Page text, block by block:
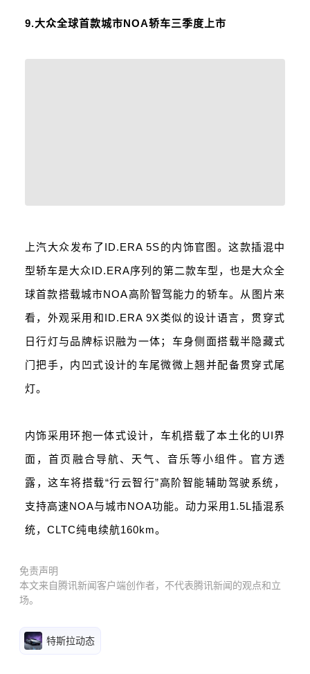
9.大众全球首款城市NOA轿车三季度上市
上汽大众发布了ID.ERA 5S的内饰官图。这款插混中
型轿车是大众ID.ERA序列的第二款车型，也是大众全
看，外观采用和ID.ERA 9X类似的设计语言，贯穿式
日行灯与品牌标识融为一体；车身侧面搭载半隐藏式
门把手，内凹式设计的车尾微微上翘并配备贯穿式尾
灯。
面，首页融合导航、天气、音乐等小组件。官方透
露，这车将搭载“行云智行”高阶智能辅助驾驶系统，
统，CLTC纯电续航160km。